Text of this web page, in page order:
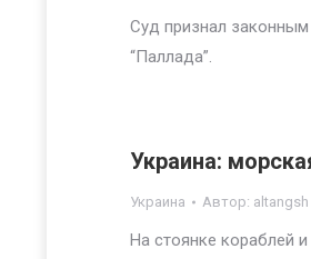
Суд признал законным
“Паллада”.
Украина:
Украина Автор: altangsh
На стоянке кораблей